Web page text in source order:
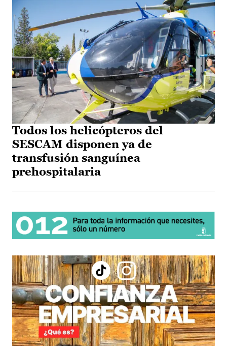
Todos los helicópteros del
SESCAM disponen ya de
transfusión sanguínea
prehospitalaria